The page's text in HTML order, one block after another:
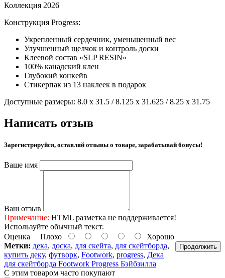
Коллекция 2026
Конструкция Progress:
Укрепленный сердечник, уменьшенный вес
Улучшенный щелчок и контроль доски
Клеевой состав «SLP RESIN»
100% канадский клен
Глубокий конкейв
Стикерпак из 13 наклеек в подарок
Доступные размеры: 8.0 x 31.5 / 8.125 x 31.625 / 8.25 x 31.75
Написать отзыв
Зарегистрируйся, оставляй отзывы о товаре, зарабатывай бонусы!
Ваше имя
Ваш отзыв
Примечание: HTML разметка не поддерживается!
Используйте обычный текст.
Оценка Плохо Хорошо
Продолжить
Метки: дека, доска, для скейта, для скейтборда,
купить деку, футворк, Footwork, progress, Дека
для скейтборда Footwork Progress Бэйбзилла
С этим товаром часто покупают